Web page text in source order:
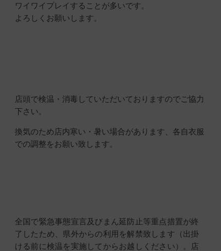
ワイワイプレイすることが多いです。
よろしくお願いします。
店頭で検温・消毒していただいておりますのでご協力
下さい。
換気のため店内寒い・暑い場合があります、各自衣服
での調整をお願い致します。
全国で緊急事態宣言及びまん延防止等重点措置が終
了したため、県外からの利用を解禁致します（出掛
ける前に検温を実施してからお越しください）。店